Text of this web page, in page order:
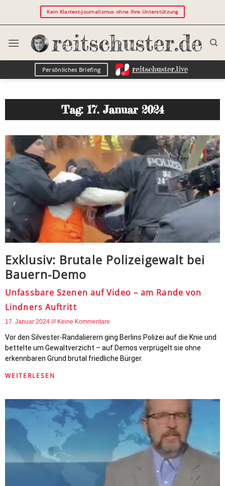
Kein Klartext-Journalismus ohne Ihre Unterstützung
Persönliches Briefing
Tag: 17. Januar 2024
Exklusiv: Brutale Polizeigewalt bei
Bauern-Demo
Unfassbare Szenen auf Video – am Rande von
Lindners Auftritt
17. Januar 2024 Keine Kommentare
Vor den Silvester-Randalierern ging Berlins Polizei auf die Knie und
bettelte um Gewaltverzicht – auf Demos verprügelt sie ohne
erkennbaren Grund brutal friedliche Bürger.
WEITERLESEN